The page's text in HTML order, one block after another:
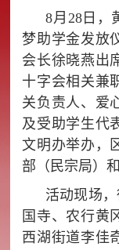
8月28日，
梦助学金发放
会长徐晓燕出
十字会相关兼
关负责人、爱
及受助学生代
文明办举办，
部（民宗局）
活动现场
国寺、农行黄
西湖街道李佳